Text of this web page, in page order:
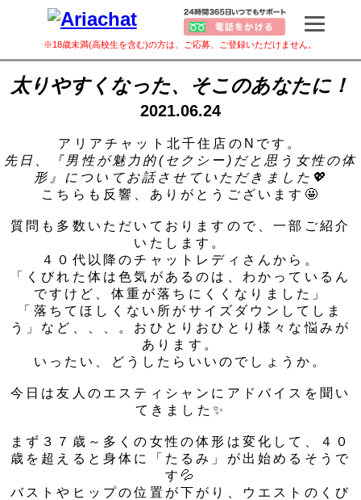
※18歳未満(高校生を含む)の方は、ご応募、ご登録いただけません。
太りやすくなった、そこのあなたに！
2021.06.24
アリアチャット北千住店のNです。
先日、『男性が魅力的(セクシー)だと思う女性の体
形』についてお話させていただきました💖
こちらも反響、ありがとうございます🤩
質問も多数いただいておりますので、一部ご紹介
いたします。
４０代以降のチャットレディさんから。
「くびれた体は色気があるのは、わかっているん
ですけど、体重が落ちにくくなりました」
「落ちてほしくない所がサイズダウンしてしま
う」など、、、。おひとりおひとり様々な悩みが
あります。
いったい、どうしたらいいのでしょうか。
今日は友人のエスティシャンにアドバイスを聞い
てきました✨
まず３７歳～多くの女性の体形は変化して、４０
歳を超えると身体に「たるみ」が出始めるそうで
す💦
バストやヒップの位置が下がり、ウエストのくび